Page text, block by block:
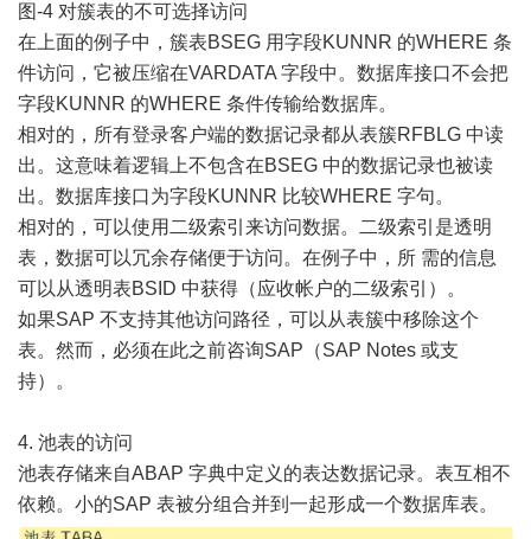
图-4 对簇表的不可选择访问
在上面的例子中，簇表BSEG 用字段KUNNR 的WHERE 条
件访问，它被压缩在VARDATA 字段中。数据库接口不会把
字段KUNNR 的WHERE 条件传输给数据库。
相对的，所有登录客户端的数据记录都从表簇RFBLG 中读
出。这意味着逻辑上不包含在BSEG 中的数据记录也被读
出。数据库接口为字段KUNNR 比较WHERE 字句。
相对的，可以使用二级索引来访问数据。二级索引是透明
表，数据可以冗余存储便于访问。在例子中，所 需的信息
可以从透明表BSID 中获得（应收帐户的二级索引）。
如果SAP 不支持其他访问路径，可以从表簇中移除这个
表。然而，必须在此之前咨询SAP（SAP Notes 或支
持）。
4. 池表的访问
池表存储来自ABAP 字典中定义的表达数据记录。表互相不
依赖。小的SAP 表被分组合并到一起形成一个数据库表。